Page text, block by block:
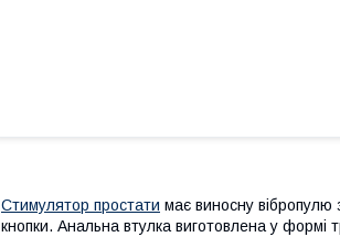
Стимулятор простати має виносну вібропулю
кнопки. Анальна втулка виготовлена у формі